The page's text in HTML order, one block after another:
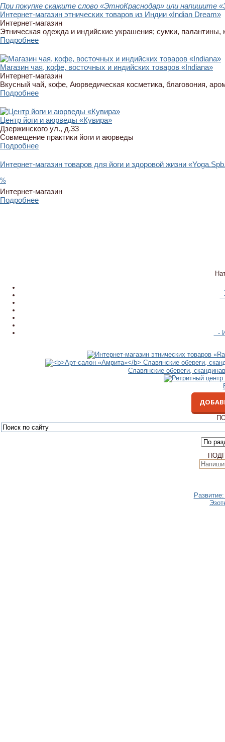
При покупке скажите слово «ЭтноКраснодар» или напишите
Интернет-магазин этнических товаров из Индии «Indian Dream»
Интернет-магазин
Этническая одежда и индийские украшения; сумки, палантины,
Подробнее
Магазин чая, кофе, восточных и индийских товаров «Indiana»
Интернет-магазин
Вкусный чай, кофе, Аюрведическая косметика, благовония,
Подробнее
Центр йоги и аюрведы «Кувира»
Дзержинского ул., д.33
Совмещение практики йоги и аюрведы
Подробнее
Интернет-магазин товаров для йоги и здоровой жизни
%
Интернет-магазин
Подробнее
-
Славянские обереги,